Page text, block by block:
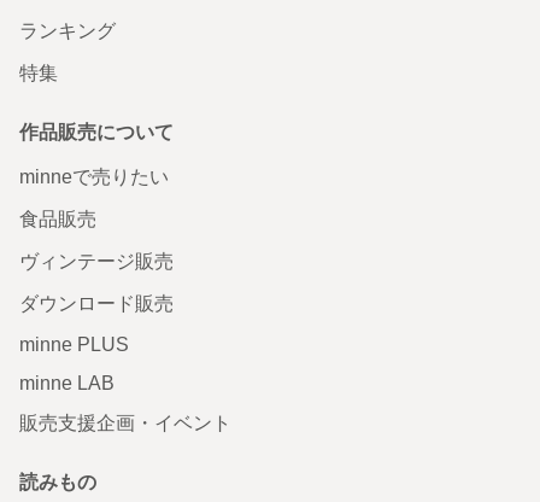
ランキング
特集
作品販売について
minneで売りたい
食品販売
ヴィンテージ販売
ダウンロード販売
minne PLUS
minne LAB
販売支援企画・イベント
読みもの